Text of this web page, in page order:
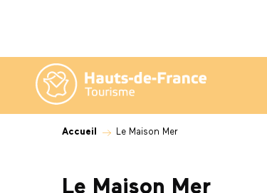
contenu
principal
Accueil Le Maison Mer
Le Maison Mer